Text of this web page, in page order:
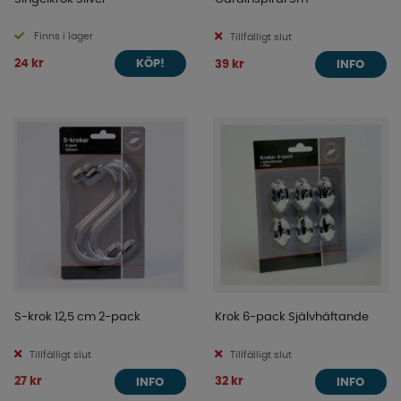
Finns i lager
24 kr KÖP!
Tillfälligt slut
39 kr INFO
S-krok 12,5 cm 2-pack
Tillfälligt slut
27 kr INFO
Krok 6-pack Självhäftande
Tillfälligt slut
32 kr INFO